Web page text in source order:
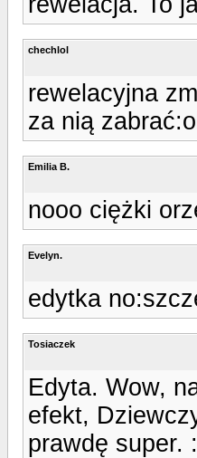
chechlol
rewelacyjna
za nią
Emilia B.
nooo ciężki
Evelyn.
edytka
Tosiaczek
Edyta. Wow,
efekt,
prawdę super.